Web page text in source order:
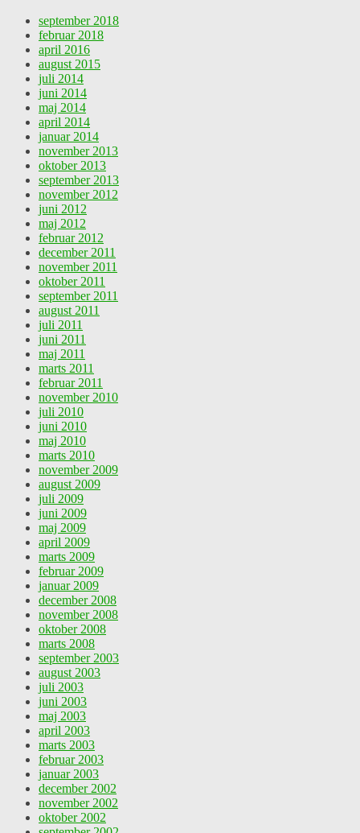
september 2018
februar 2018
april 2016
august 2015
juli 2014
juni 2014
maj 2014
april 2014
januar 2014
november 2013
oktober 2013
september 2013
november 2012
juni 2012
maj 2012
februar 2012
december 2011
november 2011
oktober 2011
september 2011
august 2011
juli 2011
juni 2011
maj 2011
marts 2011
februar 2011
november 2010
juli 2010
juni 2010
maj 2010
marts 2010
november 2009
august 2009
juli 2009
juni 2009
maj 2009
april 2009
marts 2009
februar 2009
januar 2009
december 2008
november 2008
oktober 2008
marts 2008
september 2003
august 2003
juli 2003
juni 2003
maj 2003
april 2003
marts 2003
februar 2003
januar 2003
december 2002
november 2002
oktober 2002